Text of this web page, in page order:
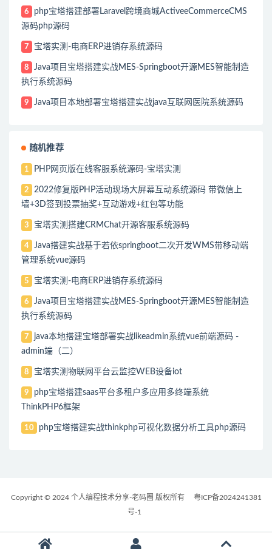
6
php宝塔搭建部署Laravel跨境商城ActiveeCommerceCMS
源码php源码
7 宝塔实测-电商ERP进销存系统源码
8
Java项目宝塔搭建实战MES-Springboot开源MES智能制造
执行系统源码
9 Java项目本地部署宝塔搭建实战java互联网医院系统源码
随机推荐
1 PHP网页版在线客服系统源码-宝塔实测
2
2022修复版PHP活动现场大屏幕互动系统源码 带微信上
墙+3D签到投票抽奖+互动游戏+红包等功能
3 宝塔实测搭建CRMChat开源客服系统源码
4
Java搭建实战基于若依springboot二次开发WMS带移动端
管理系统vue源码
5 宝塔实测-电商ERP进销存系统源码
6
Java项目宝塔搭建实战MES-Springboot开源MES智能制造
执行系统源码
7
java本地搭建宝塔部署实战likeadmin系统vue前端源码 -
admin端（二）
8 宝塔实测物联网平台云监控WEB设备iot
9
php宝塔搭建saas平台多租户多应用多终端系统
ThinkPHP6框架
10 php宝塔搭建实战thinkphp可视化数据分析工具php源码
Copyright © 2024 个人编程技术分享-老码圈 版权所有
粤ICP备2024241381
号-1